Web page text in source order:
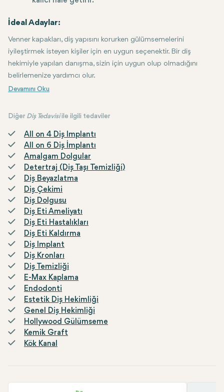
İdeal Adaylar:
Venner kapakları, diş yapısını korurken gülümsemelerini
iyileştirmek isteyen kişiler için en uygun seçenektir. Bir diş
hekimiyle yapılan danışma, sizin için uygun olup olmadığını
belirlemenize yardımcı olur.
Diğer Diş Tedavisiile ilgili tedaviler
All on 4 Diş Implantı
All on 6 Diş İmplantı
Amalgam Dolgular
Detertraj (Diş Taşı Temizliği)
Diş Beyazlatma
Diş Çekimi
Diş Dolgusu
Diş Eti Ameliyatı
Diş Eti Hastalıkları
Diş Eti Kaldırma
Diş Implant
Diş Kronları
Diş Temizliği
E-Max Kaplama
Endodonti
Estetik Diş Hekimliği
Genel Diş Hekimliği
Hollywood Gülümseme
Kemik Graft
Kök Kanal